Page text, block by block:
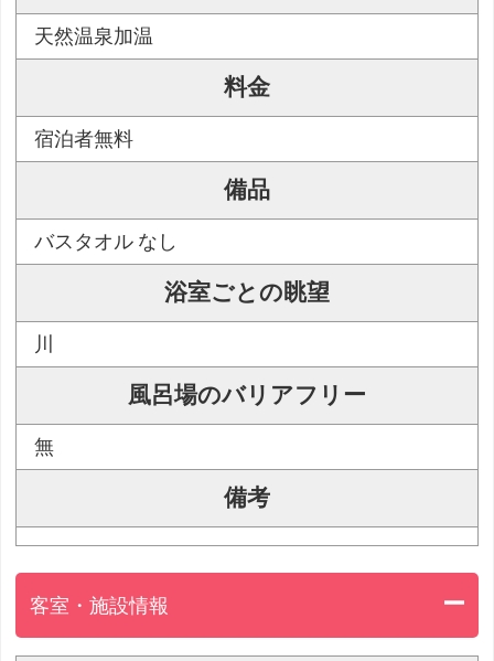
天然温泉加温
料金
宿泊者無料
備品
バスタオル なし
浴室ごとの眺望
川
風呂場のバリアフリー
無
備考
客室・施設情報